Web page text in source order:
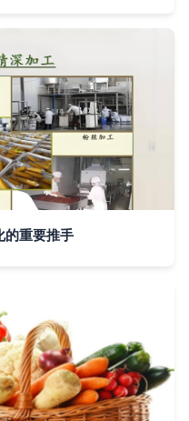
的重要推手